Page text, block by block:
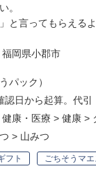
。
と言ってもらえる
岡県小郡市
パック）
認日から起算。代
健康・医療 > 健康 >
> 山みつ
フト ごちそうマエ